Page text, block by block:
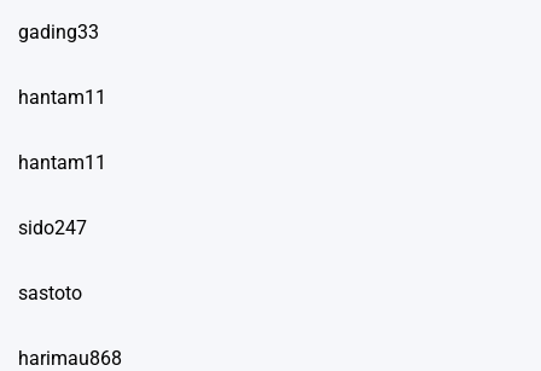
gading33
hantam11
hantam11
sido247
sastoto
harimau868